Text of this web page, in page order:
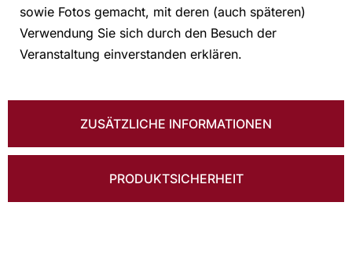
ZUSÄTZLICHE INFORMATIONEN
PRODUKTSICHERHEIT
sowie Fotos gemacht, mit deren (auch späteren)
Verwendung Sie sich durch den Besuch der
Veranstaltung einverstanden erklären.